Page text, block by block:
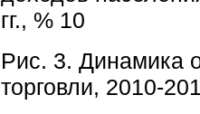
гг., % 10
Рис. 3. Динамика
торговли, 2010-